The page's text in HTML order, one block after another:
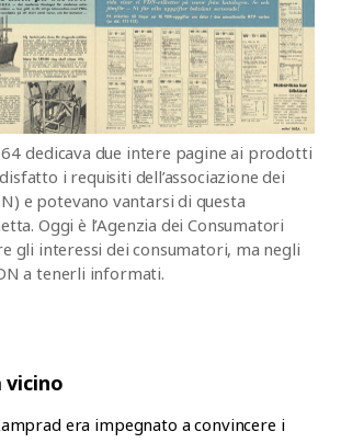
dedicava due intere pagine ai prodotti
i requisiti dell’associazione dei
e potevano vantarsi di questa
Oggi è l’Agenzia dei Consumatori
gli interessi dei consumatori, ma negli
a tenerli informati.
vicino
era impegnato a convincere i